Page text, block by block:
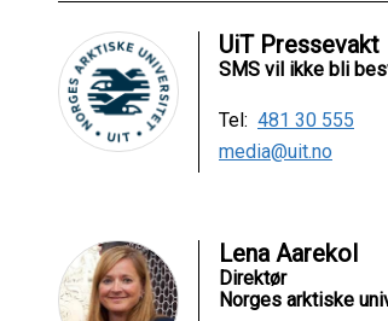
UiT Pressevakt
SMS vil ikke bli
Tel: 481 30 555
media@uit.no
Lena Aarekol
Direktør
Norges arktiske